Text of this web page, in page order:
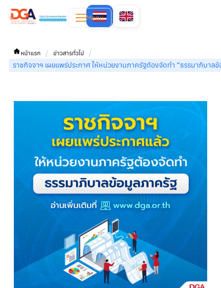
Menu
หน้าแรก / ข่าวสารทั่วไป
/
ราชกิจจาฯ เผยแพร่ประกาศ ให้หน่วยงานภาครัฐต้องจัดทำ “ธรรมาภิบาล